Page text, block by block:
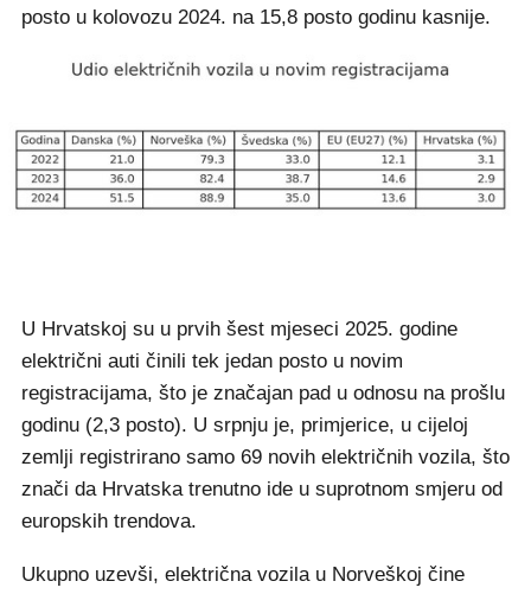
posto u kolovozu 2024. na 15,8 posto godinu kasnije.
U Hrvatskoj su u prvih šest mjeseci 2025. godine
električni auti činili tek jedan posto u novim
registracijama, što je značajan pad u odnosu na prošlu
godinu (2,3 posto). U srpnju je, primjerice, u cijeloj
zemlji registrirano samo 69 novih električnih vozila, što
znači da Hrvatska trenutno ide u suprotnom smjeru od
europskih trendova.
Ukupno uzevši, električna vozila u Norveškoj čine